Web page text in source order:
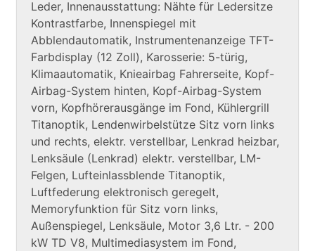
Leder, Innenausstattung: Nähte für Ledersitze
Kontrastfarbe, Innenspiegel mit
Abblendautomatik, Instrumentenanzeige TFT-
Farbdisplay (12 Zoll), Karosserie: 5-türig,
Klimaautomatik, Knieairbag Fahrerseite, Kopf-
Airbag-System hinten, Kopf-Airbag-System
vorn, Kopfhörerausgänge im Fond, Kühlergrill
Titanoptik, Lendenwirbelstütze Sitz vorn links
und rechts, elektr. verstellbar, Lenkrad heizbar,
Lenksäule (Lenkrad) elektr. verstellbar, LM-
Felgen, Lufteinlassblende Titanoptik,
Luftfederung elektronisch geregelt,
Memoryfunktion für Sitz vorn links,
Außenspiegel, Lenksäule, Motor 3,6 Ltr. - 200
kW TD V8, Multimediasystem im Fond,